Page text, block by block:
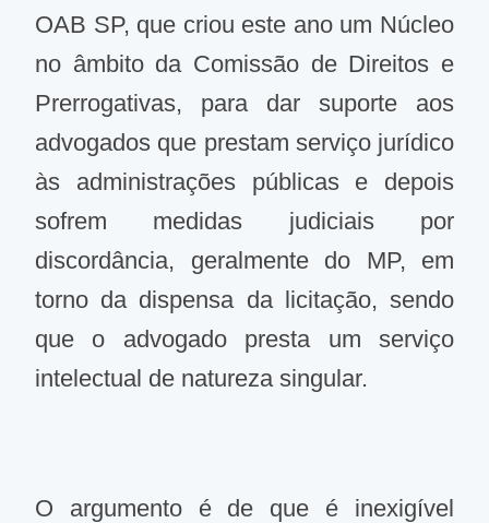
OAB SP, que criou este ano um Núcleo
no âmbito da Comissão de Direitos e
Prerrogativas, para dar suporte aos
advogados que prestam serviço jurídico
às administrações públicas e depois
sofrem medidas judiciais por
discordância, geralmente do MP, em
torno da dispensa da licitação, sendo
que o advogado presta um serviço
intelectual de natureza singular.
O argumento é de que é inexigível